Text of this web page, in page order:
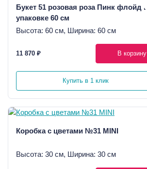
Букет 51 розовая роза Пинк флойд в
упаковке 60 см
Высота: 60 см, Ширина: 60 см
11 870 ₽ В корзину
Купить в 1 клик
Коробка с цветами №31 MINI
Высота: 30 см, Ширина: 30 см